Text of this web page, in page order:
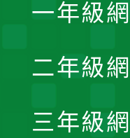
一年級
二年級
三年級